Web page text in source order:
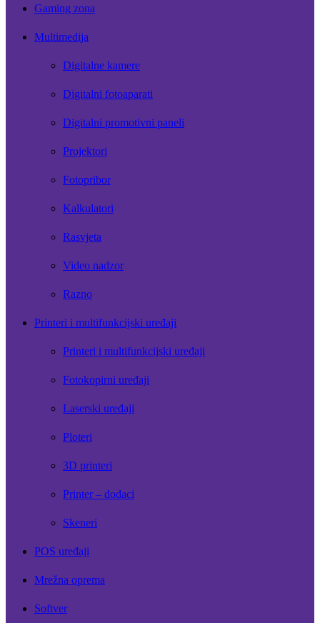
Gaming zona
Multimedija
Digitalne kamere
Digitalni fotoaparati
Digitalni promotivni paneli
Projektori
Fotopribor
Kalkulatori
Rasvjeta
Video nadzor
Razno
Printeri i multifunkcijski uređaji
Printeri i multifunkcijski uređaji
Fotokopirni uređaji
Laserski uređaji
Ploteri
3D printeri
Printer – dodaci
Skeneri
POS uređaji
Mrežna oprema
Softver